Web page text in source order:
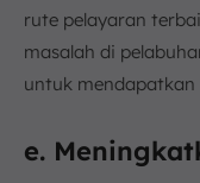
rute pelayaran
masalah di
untuk
e.